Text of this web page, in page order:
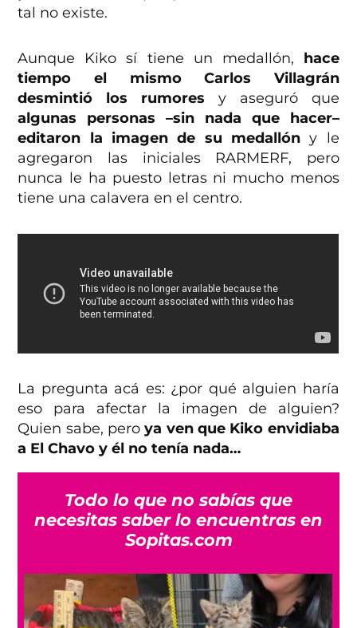
tal no existe.
Aunque Kiko sí tiene un medallón, hace
tiempo el mismo Carlos Villagrán
desmintió los rumores y aseguró que
algunas personas –sin nada que hacer–
editaron la imagen de su medallóny le
agregaron las iniciales RARMERF, pero
nunca le ha puesto letras ni mucho menos
tiene una calavera en el centro.
La pregunta acá es: ¿por qué alguien haría
eso para afectar la imagen de alguien?
Quien sabe, pero ya ven que Kiko envidiaba
a El Chavo y él no tenía nada…
Todo lo que no sabías que
necesitas saber lo encuentras en
Sopitas.com